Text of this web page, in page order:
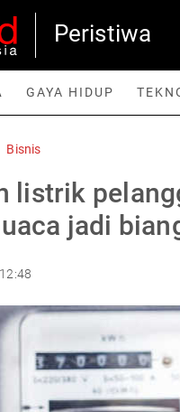
Peristiwa
GAYA HIDUP
Bisnis
listrik
jadi